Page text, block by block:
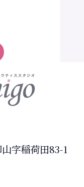
字稲荷田83-1